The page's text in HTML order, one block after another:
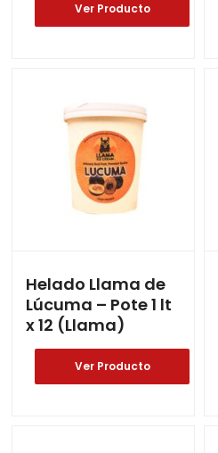
Ver Producto
Helado Llama de
Lúcuma – Pote 1 lt
x 12 (Llama)
Ver Producto